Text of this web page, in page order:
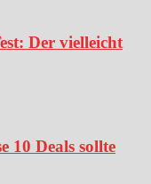
Der vielleicht
10 Deals sollte